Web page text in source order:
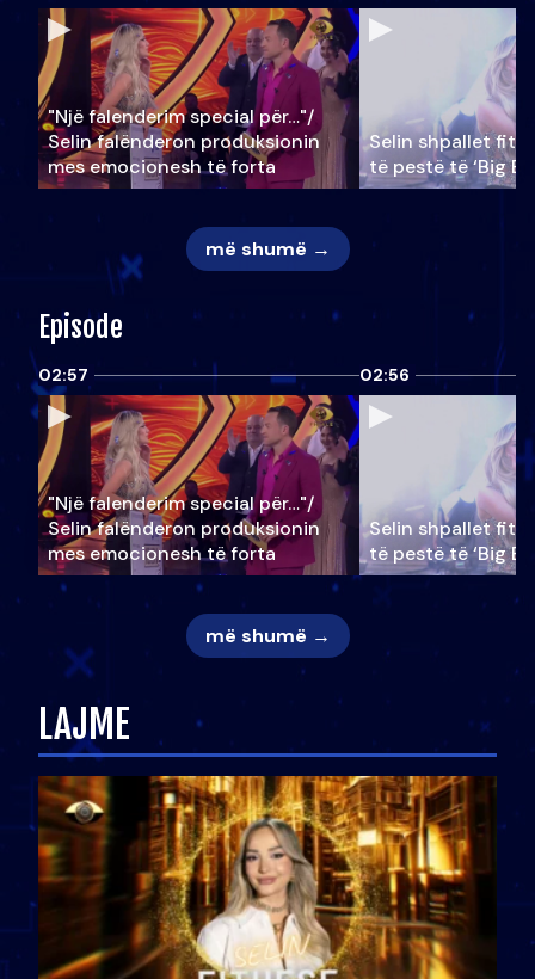
"Një falenderim special për…"/
Selin falënderon produksionin
mes emocionesh të forta
Selin shpallet
të pestë të ‘Big
më shumë →
Episode
02:57
"Një falenderim special për…"/
Selin falënderon produksionin
mes emocionesh të forta
02:56
Selin shpallet
të pestë të ‘Big
më shumë →
LAJME